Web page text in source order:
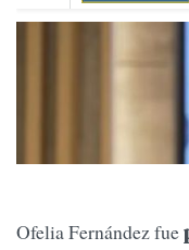
Ofelia Fernández fue